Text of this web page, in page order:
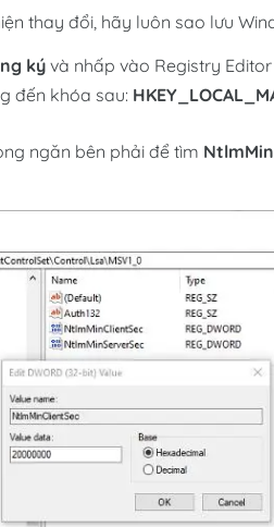
thay đổi, hãy luôn sao lưu
kývà nhấp vào Registry
đến khóa sau:
ngăn bên phải để tìm